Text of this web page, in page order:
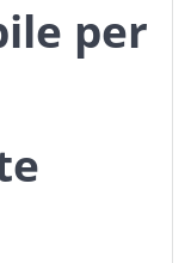
per